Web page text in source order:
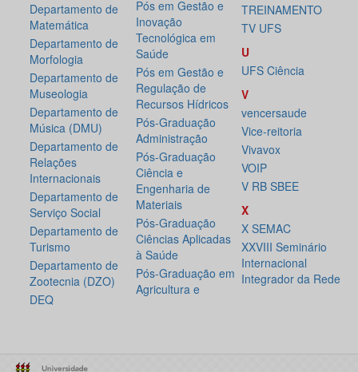
Departamento de
Matemática
Departamento de
Morfologia
Departamento de
Museologia
Departamento de
Música (DMU)
Departamento de
Relações
Internacionais
Departamento de
Serviço Social
Departamento de
Turismo
Departamento de
Zootecnia (DZO)
DEQ
Pós em Gestão e
Inovação
Tecnológica em
Saúde
Pós em Gestão e
Regulação de
Recursos Hídricos
Pós-Graduação
Administração
Pós-Graduação
Ciência e
Engenharia de
Materiais
Pós-Graduação
Ciências Aplicadas
à Saúde
Pós-Graduação em
Agricultura e
TREINAMENTO
TV UFS
U
UFS Ciência
V
vencersaude
Vice-reitoria
Vivavox
VOIP
V RB SBEE
X
X SEMAC
XXVIII Seminário
Internacional
Integrador da Rede